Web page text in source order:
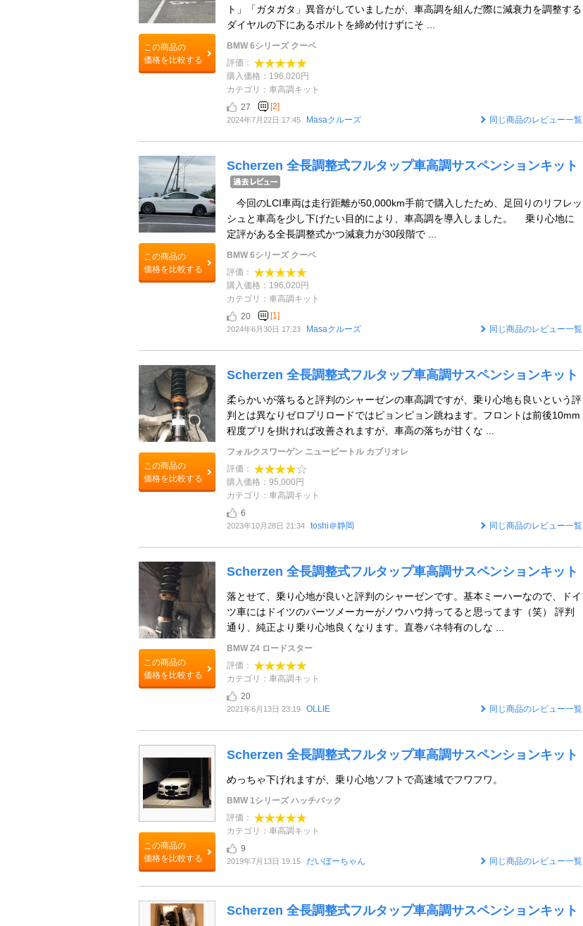
この商品の
価格を比較する
ト」「ガタガタ」異音がしていましたが、車高調を組んだ際に減衰力を調整する
ダイヤルの下にあるボルトを締め付けずにそ ...
BMW 6シリーズ クーペ
評価：
購入価格：196,020円
カテゴリ：車高調キット
27
[2]
2024年7月22日 17:45 Masaクルーズ 同じ商品のレビュー一覧
この商品の
価格を比較する
Scherzen 全長調整式フルタップ車高調サスペンションキット
今回のLCI車両は走行距離が50,000km手前で購入したため、足回りのリフレッ
シュと車高を少し下げたい目的により、車高調を導入しました。 乗り心地に
定評がある全長調整式かつ減衰力が30段階で ...
BMW 6シリーズ クーペ
評価：
購入価格：196,020円
カテゴリ：車高調キット
20
[1]
2024年6月30日 17:23 Masaクルーズ 同じ商品のレビュー一覧
この商品の
価格を比較する
Scherzen 全長調整式フルタップ車高調サスペンションキット
柔らかいが落ちると評判のシャーゼンの車高調ですが、乗り心地も良いという評
判とは異なりゼロプリロードではピョンピョン跳ねます。フロントは前後10mm
程度プリを掛ければ改善されますが、車高の落ちが甘くな ...
フォルクスワーゲン ニュービートル カブリオレ
評価：
購入価格：95,000円
カテゴリ：車高調キット
6
2023年10月28日 21:34 toshi＠静岡 同じ商品のレビュー一覧
この商品の
価格を比較する
Scherzen 全長調整式フルタップ車高調サスペンションキット
落とせて、乗り心地が良いと評判のシャーゼンです。基本ミーハーなので、ドイ
ツ車にはドイツのパーツメーカーがノウハウ持ってると思ってます（笑） 評判
通り、純正より乗り心地良くなります。直巻バネ特有のしな ...
BMW Z4 ロードスター
評価：
カテゴリ：車高調キット
20
2021年6月13日 23:19 OLLIE 同じ商品のレビュー一覧
この商品の
価格を比較する
Scherzen 全長調整式フルタップ車高調サスペンションキット
めっちゃ下げれますが、乗り心地ソフトで高速域でフワフワ。
BMW 1シリーズ ハッチバック
評価：
カテゴリ：車高調キット
9
2019年7月13日 19:15 だいぼーちゃん 同じ商品のレビュー一覧
Scherzen 全長調整式フルタップ車高調サスペンションキット